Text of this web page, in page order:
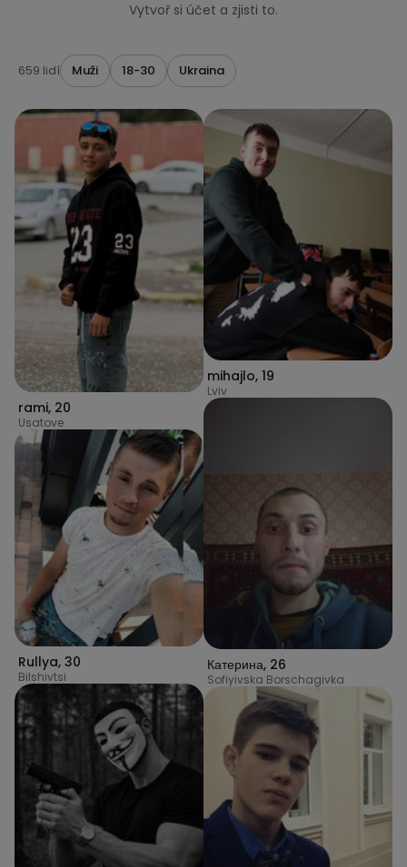
Vytvoř si účet a zjisti to.
659 lidí Muži 18-30 Ukraina
rami, 20
Usatove
Rullya, 30
Bilshivtsi
mihajlo, 19
Lviv
Катерина, 26
Sofiyivska Borschagivka